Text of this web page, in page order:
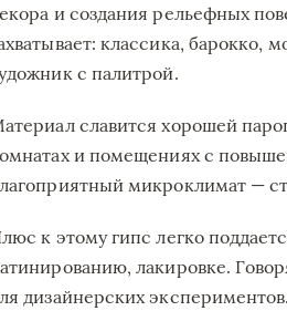
и создания рельефных
классика, барокко,
с палитрой.
славится хорошей
и помещениях с
микроклимат —
к этому гипс легко
лакировке.
дизайнерских экспериментов.